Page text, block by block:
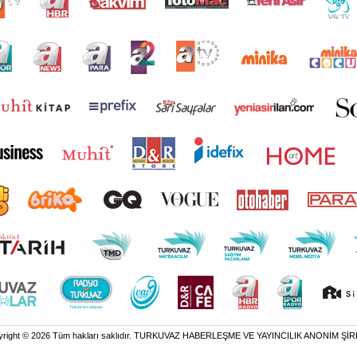
© 2026 Tüm hakları saklıdır. TURKUVAZ HABERLEŞME VE YAYINCILIK ANONİM